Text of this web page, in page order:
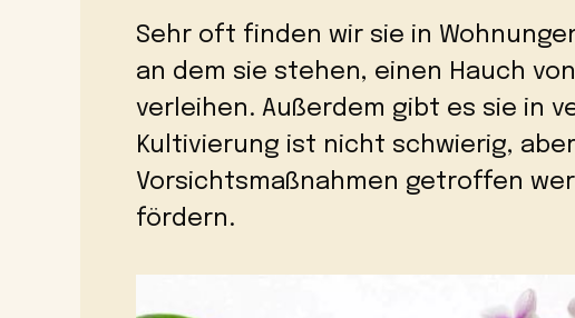
Sehr oft finden wir sie in
an dem sie stehen, einen Hauch
verleihen. Außerdem gibt es sie in
Kultivierung ist nicht schwierig,
Vorsichtsmaßnahmen getroffen
fördern.